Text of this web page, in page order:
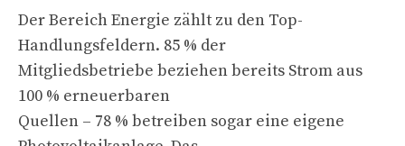
Der Bereich Energie zählt zu den Top-
Handlungsfeldern. 85 % der
Mitgliedsbetriebe beziehen bereits Strom aus
100 % erneuerbaren
Quellen – 78 % betreiben sogar eine eigene